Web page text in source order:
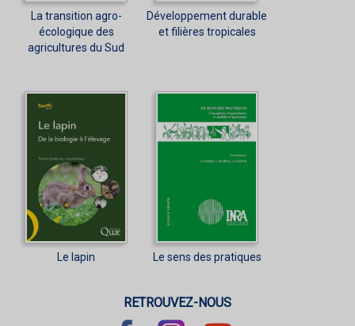
La transition agro-
écologique des
agricultures du Sud
Développement durable
et filières tropicales
Le lapin Le sens des pratiques
RETROUVEZ-NOUS